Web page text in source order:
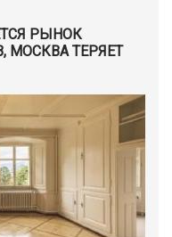
РЫНОК
МОСКВА ТЕРЯЕТ